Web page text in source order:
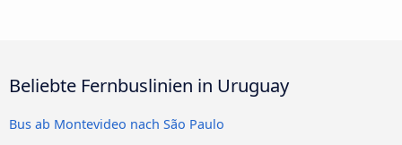
Beliebte Fernbuslinien in Uruguay
Bus ab Montevideo nach São Paulo